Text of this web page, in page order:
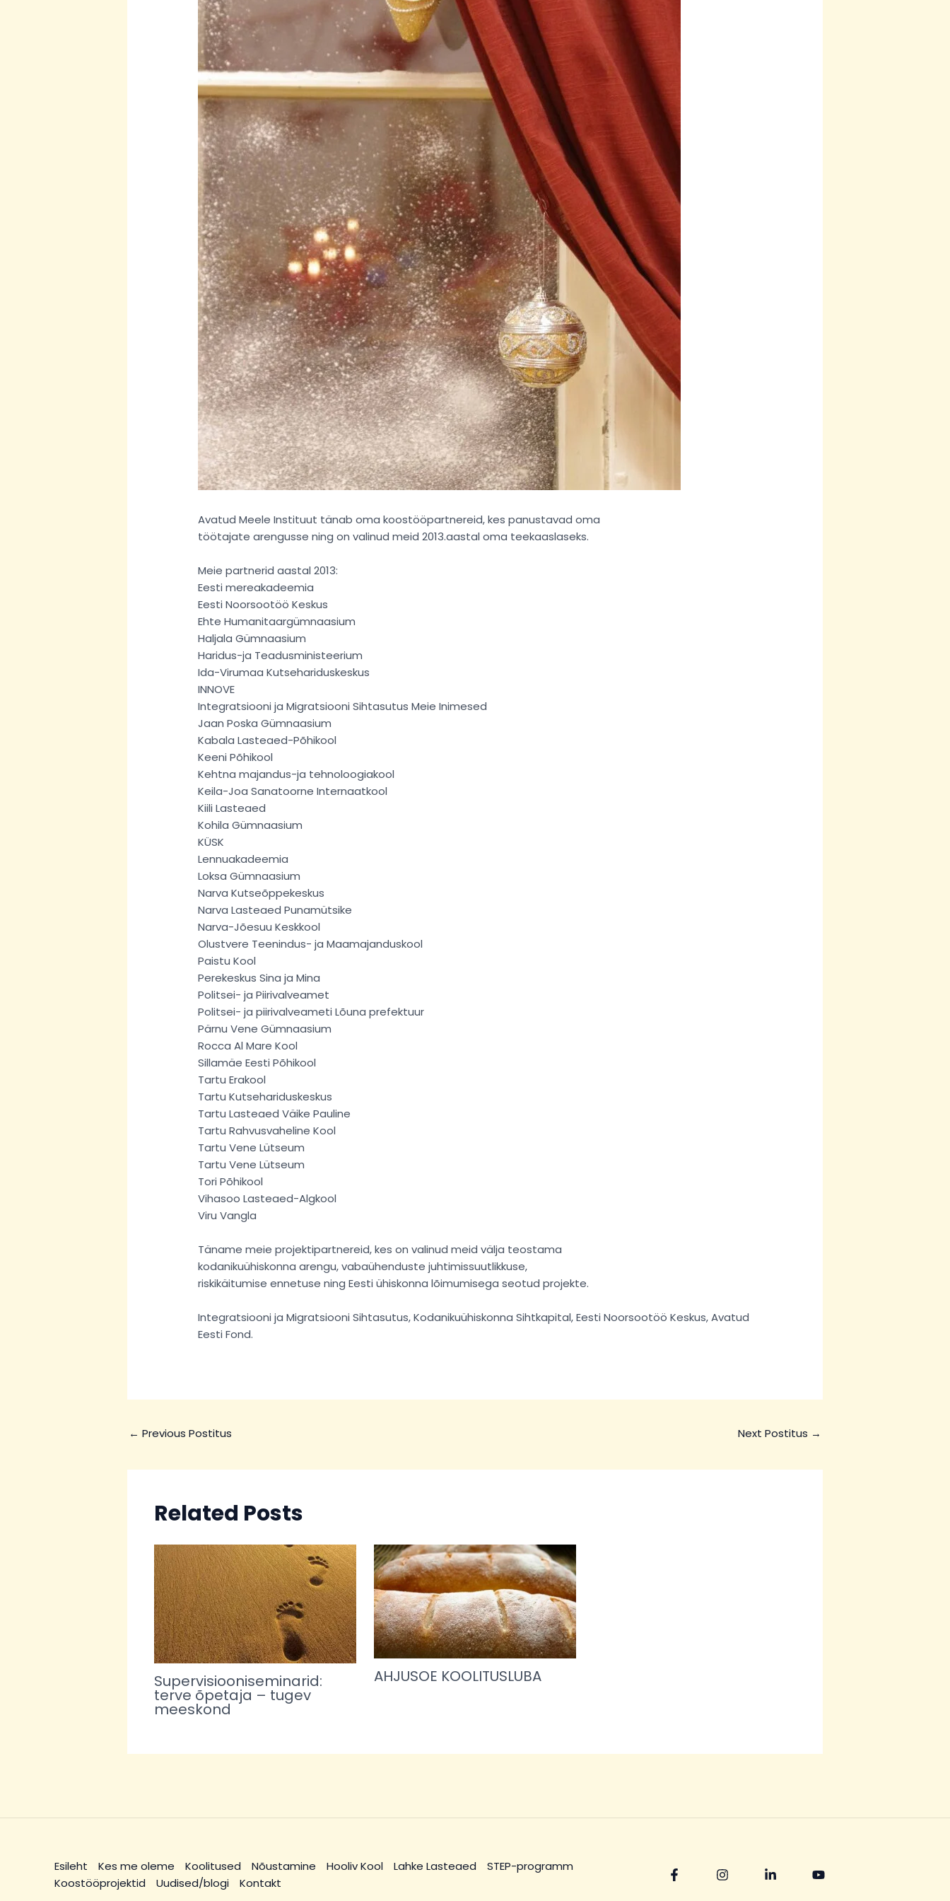
Avatud Meele Instituut tänab oma koostööpartnereid, kes panustavad oma
töötajate arengusse ning on valinud meid 2013.aastal oma teekaaslaseks.
Meie partnerid aastal 2013:
Eesti mereakadeemia
Eesti Noorsootöö Keskus
Ehte Humanitaargümnaasium
Haljala Gümnaasium
Haridus-ja Teadusministeerium
Ida-Virumaa Kutsehariduskeskus
INNOVE
Integratsiooni ja Migratsiooni Sihtasutus Meie Inimesed
Jaan Poska Gümnaasium
Kabala Lasteaed-Põhikool
Keeni Põhikool
Kehtna majandus-ja tehnoloogiakool
Keila-Joa Sanatoorne Internaatkool
Kiili Lasteaed
Kohila Gümnaasium
KÜSK
Lennuakadeemia
Loksa Gümnaasium
Narva Kutseõppekeskus
Narva Lasteaed Punamütsike
Narva-Jõesuu Keskkool
Olustvere Teenindus- ja Maamajanduskool
Paistu Kool
Perekeskus Sina ja Mina
Politsei- ja Piirivalveamet
Politsei- ja piirivalveameti Lõuna prefektuur
Pärnu Vene Gümnaasium
Rocca Al Mare Kool
Sillamäe Eesti Põhikool
Tartu Erakool
Tartu Kutsehariduskeskus
Tartu Lasteaed Väike Pauline
Tartu Rahvusvaheline Kool
Tartu Vene Lütseum
Tartu Vene Lütseum
Tori Põhikool
Vihasoo Lasteaed-Algkool
Viru Vangla
Täname meie projektipartnereid, kes on valinud meid välja teostama
kodanikuühiskonna arengu, vabaühenduste juhtimissuutlikkuse,
riskikäitumise ennetuse ning Eesti ühiskonna lõimumisega seotud projekte.
Integratsiooni ja Migratsiooni Sihtasutus, Kodanikuühiskonna Sihtkapital, Eesti Noorsootöö Keskus, Avatud
Eesti Fond.
← Previous Postitus Next Postitus →
Related Posts
Supervisiooniseminarid:
terve õpetaja – tugev
meeskond
AHJUSOE KOOLITUSLUBA
Esileht Kes me oleme Koolitused Nõustamine Hooliv Kool Lahke Lasteaed
STEP-programm
Koostööprojektid
Uudised/blogi Kontakt